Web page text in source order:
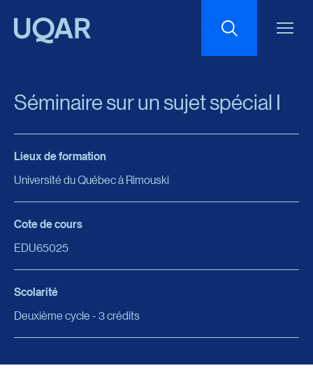
Taille du texte
Espacement du texte
Séminaire sur un sujet spécial I
Lieux de formation
Université du Québec à Rimouski
Cote de cours
EDU65025
Scolarité
Deuxième cycle - 3 crédits